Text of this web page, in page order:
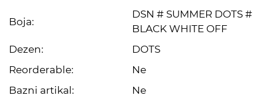
Boja:
DSN # SUMMER DOTS #
BLACK WHITE OFF
Dezen:
DOTS
Reorderable:
Ne
Bazni artikal:
Ne